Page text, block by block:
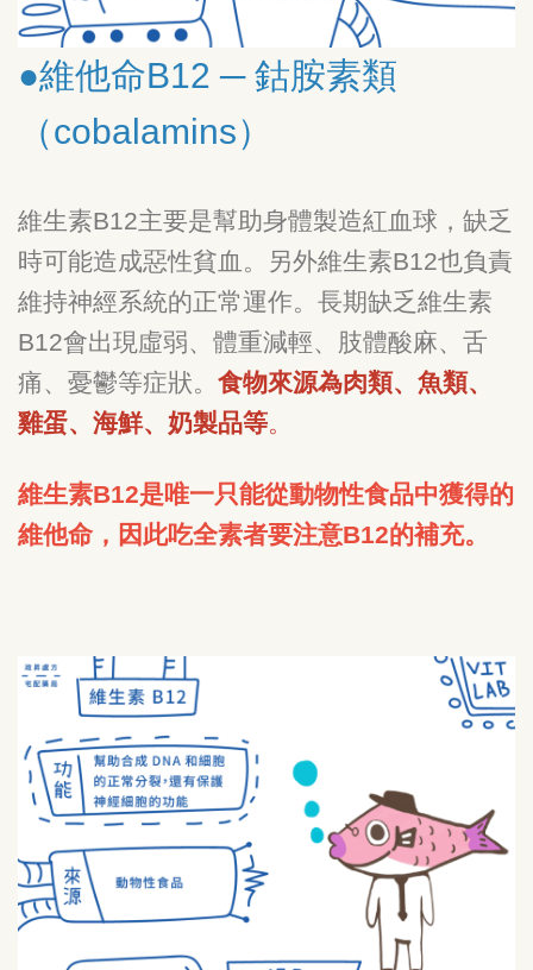
●維他命B12 ─ 鈷胺素類
（cobalamins）
維生素B12主要是幫助身體製造紅血球，缺乏
時可能造成惡性貧血。另外維生素B12也負責
維持神經系統的正常運作。長期缺乏維生素
B12會出現虛弱、體重減輕、肢體酸麻、舌
痛、憂鬱等症狀。 食物來源為肉類、魚類、
雞蛋、海鮮、奶製品等。
維生素B12是唯一只能從動物性食品中獲得的
維他命，因此吃全素者要注意B12的補充。